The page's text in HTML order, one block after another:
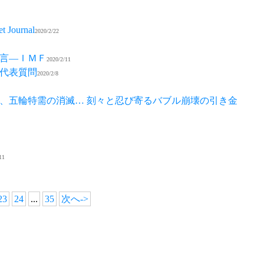
Journal2020/2/22
―ＩＭＦ 2020/2/11
表質問2020/2/8
五輪特需の消滅… 刻々と忍び寄るバブル崩壊の引き金
24 ... 35 次へ->